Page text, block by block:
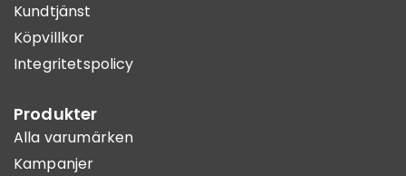
Kundtjänst
Köpvillkor
Integritetspolicy
Produkter
Alla varumärken
Kampanjer